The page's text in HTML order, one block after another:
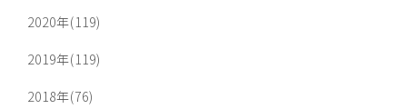
2020年(119)
2019年(119)
2018年(76)